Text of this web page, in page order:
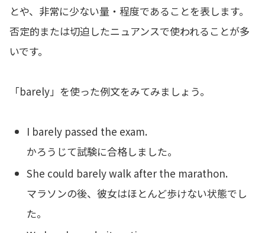
とや、非常に少ない量・程度であることを表します。
否定的または切迫したニュアンスで使われることが多
いです。
「barely」を使った例文をみてみましょう。
I barely passed the exam.
かろうじて試験に合格しました。
She could barely walk after the marathon.
マラソンの後、彼女はほとんど歩けない状態でし
た。